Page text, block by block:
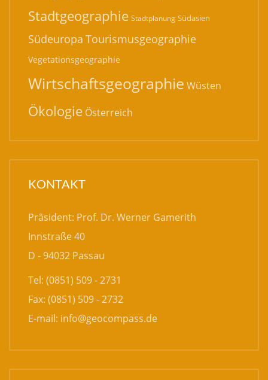
Stadtgeographie Stadtplanung Südasien
Südeuropa Tourismusgeographie
Vegetationsgeographie
Wirtschaftsgeographie Wüsten
Ökologie Österreich
KONTAKT
Präsident: Prof. Dr. Werner Gamerith
Innstraße 40
D - 94032 Passau
Tel: (0851) 509 - 2731
Fax: (0851) 509 - 2732
E-mail: info@geocompass.de